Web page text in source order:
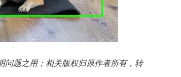
问题之用；相关版权归原作者所有，转